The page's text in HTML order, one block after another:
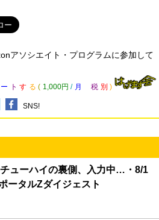
アソシエイト・プログラムに参加して
ー ト す る ( 1,000円 / 月 税 別 )
SNS!
ューハイの裏側、入力中…・8/1
ータルZダイジェスト